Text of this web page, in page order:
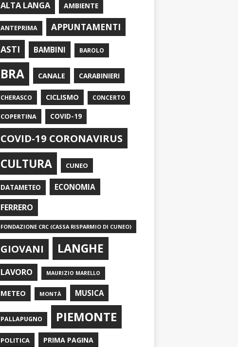
ALTA LANGA AMBIENTE
ANTEPRIMA
APPUNTAMENTI
ASTI
BAMBINI BAROLO
BRA CANALE CARABINIERI
CHERASCO CICLISMO CONCERTO
COPERTINA COVID-19
COVID-19 CORONAVIRUS
CULTURA CUNEO
DATAMETEO ECONOMIA
FERRERO
FONDAZIONE CRC (CASSA RISPARMIO DI CUNEO)
GIOVANI LANGHE
LAVORO MAURIZIO MARELLO
METEO MONTÀ MUSICA
PALLAPUGNO PIEMONTE
POLITICA PRIMA PAGINA